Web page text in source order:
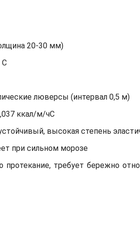
20-30 мм)
С
люверсы (интервал 0,5 м)
ккал/м/чС
высокая степень
при сильном морозе
требует бережно